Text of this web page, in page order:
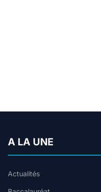
A LA UNE
Actualités